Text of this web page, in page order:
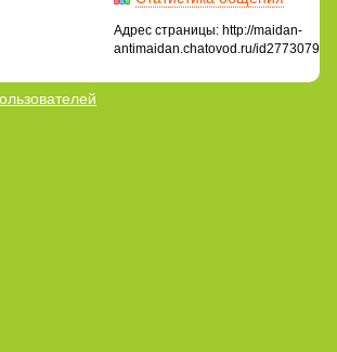
Адрес страницы: http://maidan-
antimaidan.chatovod.ru/id2773079